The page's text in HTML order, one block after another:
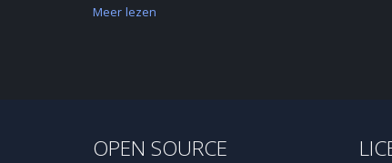
Meer lezen
OPEN SOURCE